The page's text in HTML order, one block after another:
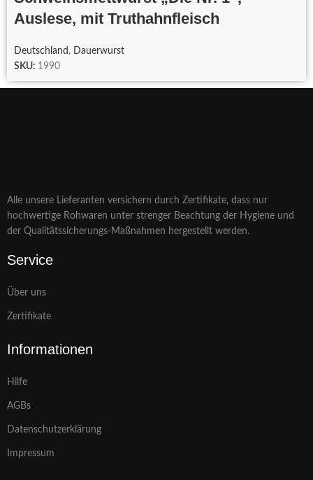
Auslese, mit Truthahnfleisch
Deutschland , Dauerwurst
SKU: 1990
Alle unsere Lieferanten versichern durch Zertifikate, dass nur
hochwertige Rohwaren unter strenger Beachtung der Hygiene und
der Qualitätssicherungs-Maßnahmen hergestellt werden.
Service
Über uns
Zertifikate
Informationen
Hilfe
AGBs
Datenschutzerklärung
Impressum